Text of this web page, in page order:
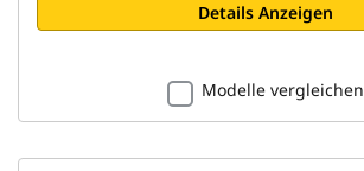
Details Anzeigen
Modelle vergleichen